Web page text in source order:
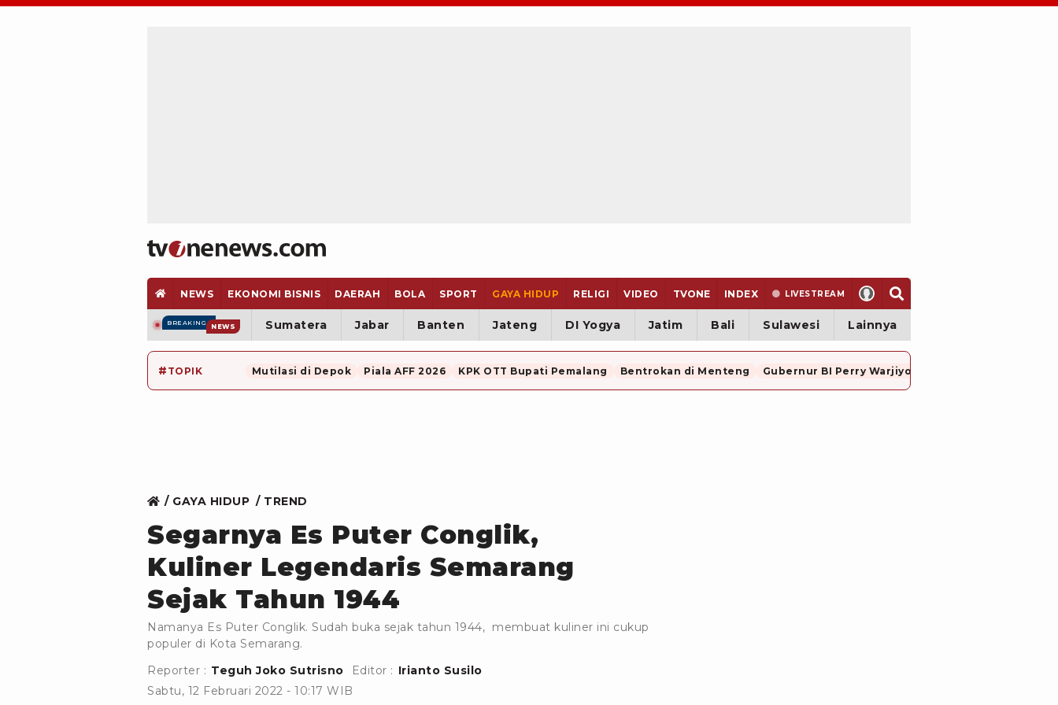
NEWS EKONOMI BISNIS DAERAH BOLA SPORT GAYA HIDUP RELIGI VIDEO TVONE INDEX LIVESTREAM
BREAKING NEWS Sumatera Jabar Banten Jateng DI Yogya Jatim Bali Sulawesi Lainnya
# TOPIK Mutilasi di Depok Piala AFF 2026 KPK OTT Bupati Pemalang Bentrokan di Menteng Gubernur BI Perry Warjiyo Mundur
GAYA HIDUP TREND
Segarnya Es Puter Conglik,
Kuliner Legendaris Semarang
Sejak Tahun 1944
Namanya Es Puter Conglik. Sudah buka sejak tahun 1944, membuat kuliner ini cukup
populer di Kota Semarang.
Reporter : Teguh Joko Sutrisno Editor : Irianto Susilo
Sabtu, 12 Februari 2022 - 10:17 WIB